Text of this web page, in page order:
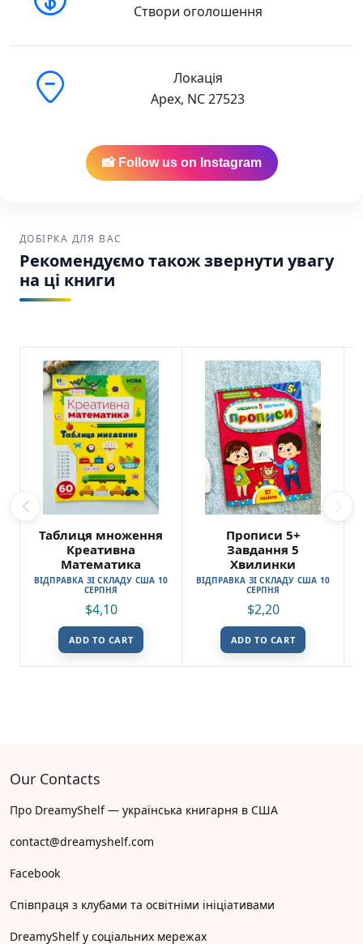
Створи оголошення
Локація
Apex, NC 27523
📸 Follow us on Instagram
ДОБІРКА ДЛЯ ВАС
Рекомендуємо також звернути увагу
на ці книги
Таблиця множення
Креативна
Математика
ВІДПРАВКА ЗІ СКЛАДУ США 10
СЕРПНЯ
$4,10
ADD TO CART
Прописи 5+
Завдання 5
Хвилинки
ВІДПРАВКА ЗІ СКЛАДУ США 10
СЕРПНЯ
$2,20
ADD TO CART
Our Contacts
Про DreamyShelf — українська книгарня в США
contact@dreamyshelf.com
Facebook
Співпраця з клубами та освітніми ініціативами
DreamyShelf у соціальних мережах